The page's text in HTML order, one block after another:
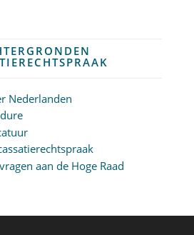
Nederlanden
aan de Hoge Raad